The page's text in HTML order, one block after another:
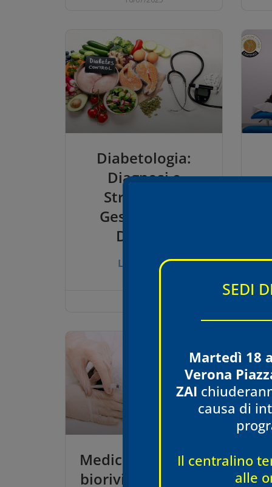
Diabetologia:
Diagnosi e
Strategie di
Gestione del
Diabete
Leggi tutto
Medicina estetica:
biorivitalizzazione
SEDI
Martedì 18
Verona
ZAI
causa di
Il centralino
alle